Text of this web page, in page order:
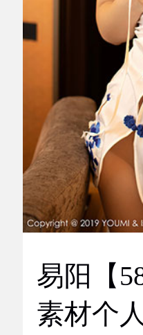
易阳【
素材个